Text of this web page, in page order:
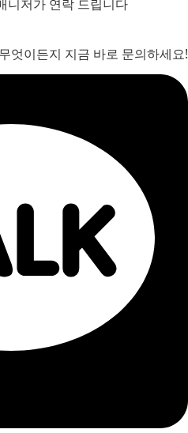
니저가 연락 드립니다
엇이든지 지금 바로 문의하세요!